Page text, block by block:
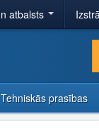
atbalsts
Tehniskās prasības